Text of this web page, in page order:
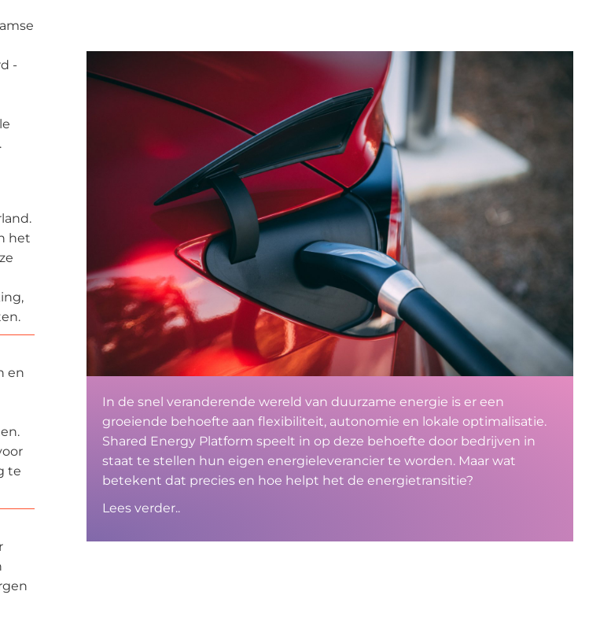
-
het
en
te
In de snel veranderende wereld van duurzame energie is er een
groeiende behoefte aan flexibiliteit, autonomie en lokale optimalisatie.
Shared Energy Platform speelt in op deze behoefte door bedrijven in
staat te stellen hun eigen energieleverancier te worden. Maar wat
betekent dat precies en hoe helpt het de energietransitie?
Lees verder..